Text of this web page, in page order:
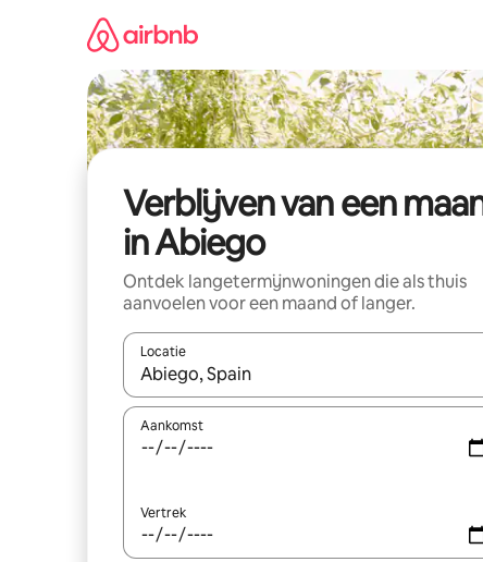
Verblijven van een
in Abiego
Ontdek langetermijnwoningen die als thuis
aanvoelen voor een maand of langer.
Locatie
Wanneer er resultaten beschikbaar zijn, maak
Aankomst
Vertrek